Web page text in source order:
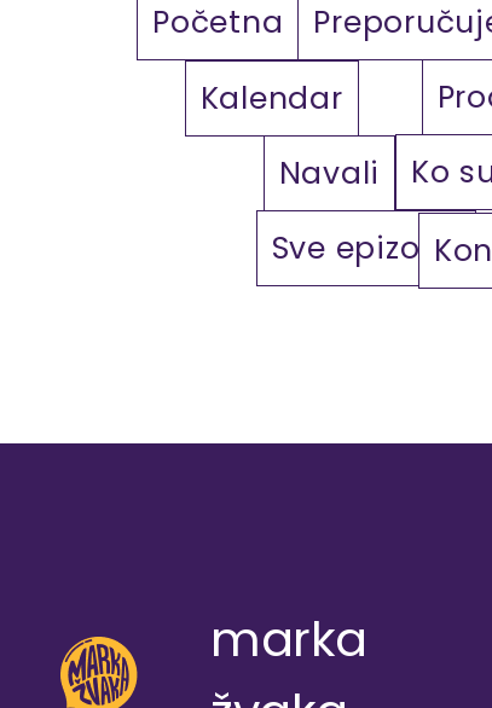
Početna
Kalendar
Navali
Ko
Sve epizode
marka